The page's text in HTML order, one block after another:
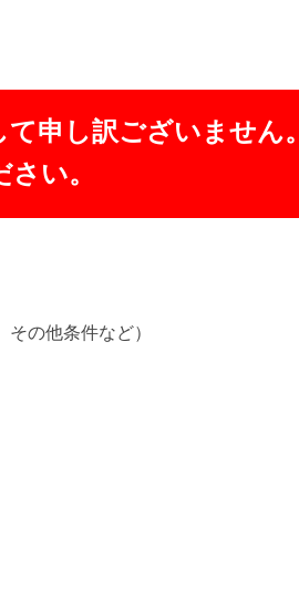
申し訳ございません。
い。
の他条件など）